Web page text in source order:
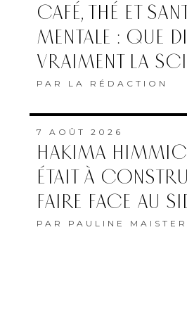
CAFÉ, THÉ ET
MENTALE : QUE
VRAIMENT LA
PAR LA RÉDACTION
7 AOÛT 2026
HAKIMA
ÉTAIT À
FAIRE FACE AU
PAR PAULINE